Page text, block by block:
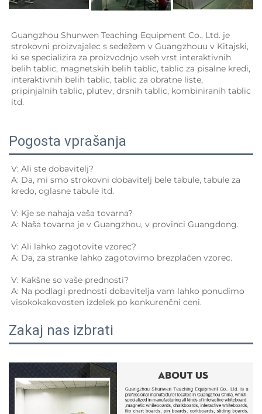
Guangzhou Shunwen Teaching Equipment Co., Ltd. je
strokovni proizvajalec s sedežem v Guangzhouu v Kitajski,
ki se specializira za proizvodnjo vseh vrst interaktivnih
belih tablic, magnetskih belih tablic, tablic za pisalne kredi,
interaktivnih belih tablic, tablic za obratne liste,
pripinjalnih tablic, plutev, drsnih tablic, kombiniranih tablic
itd.
Pogosta vprašanja
V: Ali ste dobavitelj?
A: Da, mi smo strokovni dobavitelj bele tabule, tabule za
kredo, oglasne tabule itd.
V: Kje se nahaja vaša tovarna?
A: Naša tovarna je v Guangzhou, v provinci Guangdong.
V: Ali lahko zagotovite vzorec?
A: Da, za stranke lahko zagotovimo brezplačen vzorec.
V: Kakšne so vaše prednosti?
A: Na podlagi prednosti dobavitelja vam lahko ponudimo
visokokakovosten izdelek po konkurenčni ceni.
Zakaj nas izbrati